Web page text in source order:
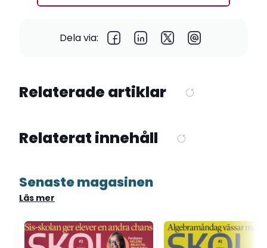
Dela via:
Relaterade artiklar
Relaterat innehåll
Senaste magasinen
Läs mer